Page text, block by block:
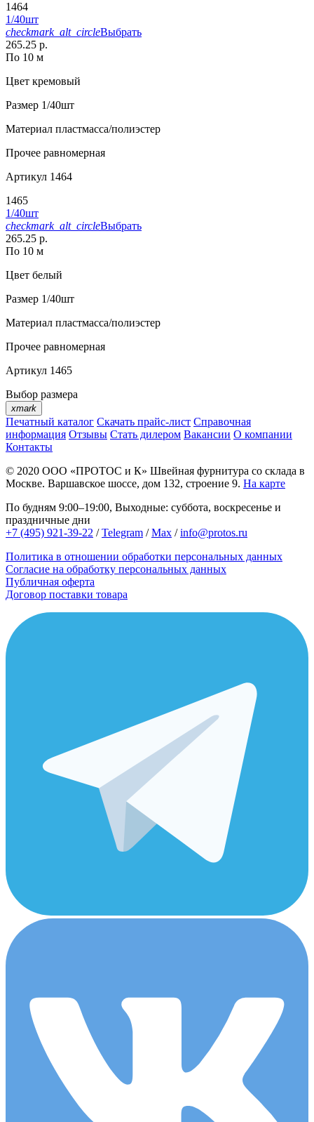
1464
1/40шт
checkmark_alt_circleВыбрать
265.25 р.
По 10 м
Цвет кремовый
Размер 1/40шт
Материал пластмасса/полиэстер
Прочее равномерная
Артикул 1464
1465
1/40шт
checkmark_alt_circleВыбрать
265.25 р.
По 10 м
Цвет белый
Размер 1/40шт
Материал пластмасса/полиэстер
Прочее равномерная
Артикул 1465
Выбор размера
xmark
Печатный каталог Скачать прайс-лист Справочная
информация Отзывы Стать дилером Вакансии О компании
Контакты
© 2020 ООО «ПРОТОС и К» Швейная фурнитура со склада в
Москве. Варшавское шоссе, дом 132, строение 9. На карте
По будням 9:00–19:00, Выходные: суббота, воскресенье и
праздничные дни
+7 (495) 921-39-22 /Telegram /Max /info@protos.ru
Политика в отношении обработки персональных данных
Согласие на обработку персональных данных
Публичная оферта
Договор поставки товара